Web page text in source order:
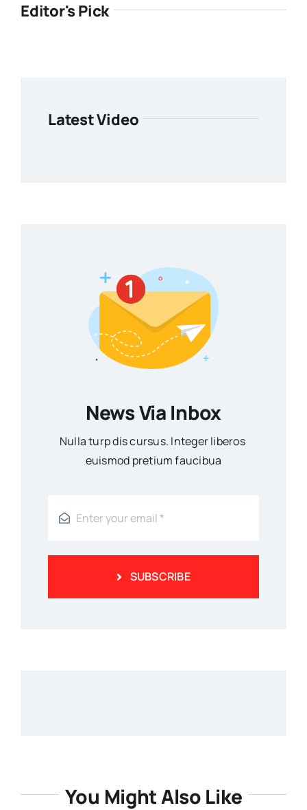
Editor's Pick
Latest Video
News Via Inbox
Nulla turp dis cursus. Integer liberos
euismod pretium faucibua
SUBSCRIBE
You Might Also Like